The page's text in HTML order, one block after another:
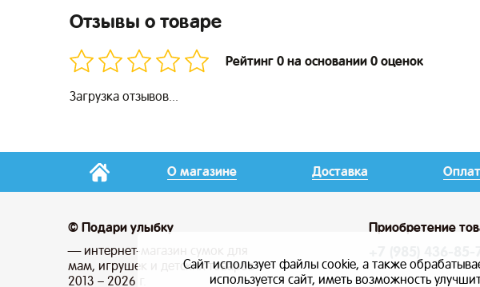
Отзывы о товаре
Рейтинг 0 на основании 0 оценок
Загрузка отзывов...
О магазине Доставка
© Подари улыбку
— интернет-магазин сумок для
мам, игрушек и детских товаров
2013 – 2026 г.
Приобретение
Сайт использует файлы cookie, а также
используется сайт, иметь возможность